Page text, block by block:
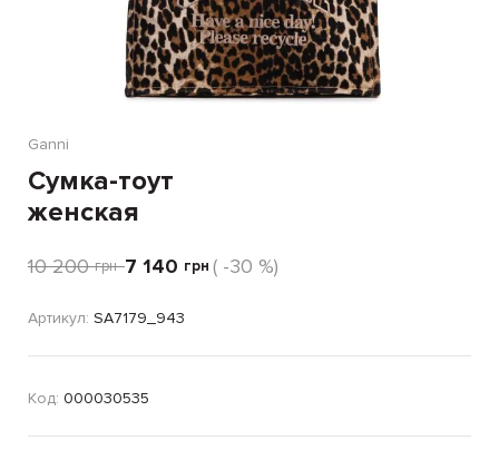
Ganni
Сумка-тоут
женская
10 200 грн 7 140 грн ( -30 %)
Артикул: SA7179_943
Код: 000030535